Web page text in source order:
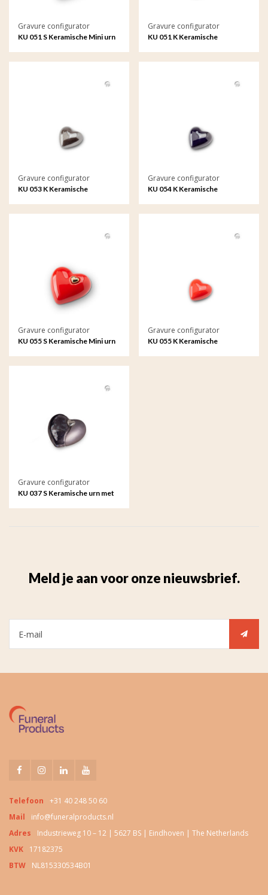
Gravure configurator
KU 051 S Keramische Mini urn
Gravure configurator
KU 051 K Keramische
Gravure configurator
KU 053 K Keramische
Gravure configurator
KU 054 K Keramische
Gravure configurator
KU 055 S Keramische Mini urn
Gravure configurator
KU 055 K Keramische
Gravure configurator
KU 037 S Keramische urn met
Meld je aan voor onze nieuwsbrief.
Telefoon
+31 40 248 50 60
Mail
info@funeralproducts.nl
Adres
Industrieweg 10 – 12 | 5627 BS | Eindhoven | The Netherlands
KVK
17182375
BTW
NL815330534B01